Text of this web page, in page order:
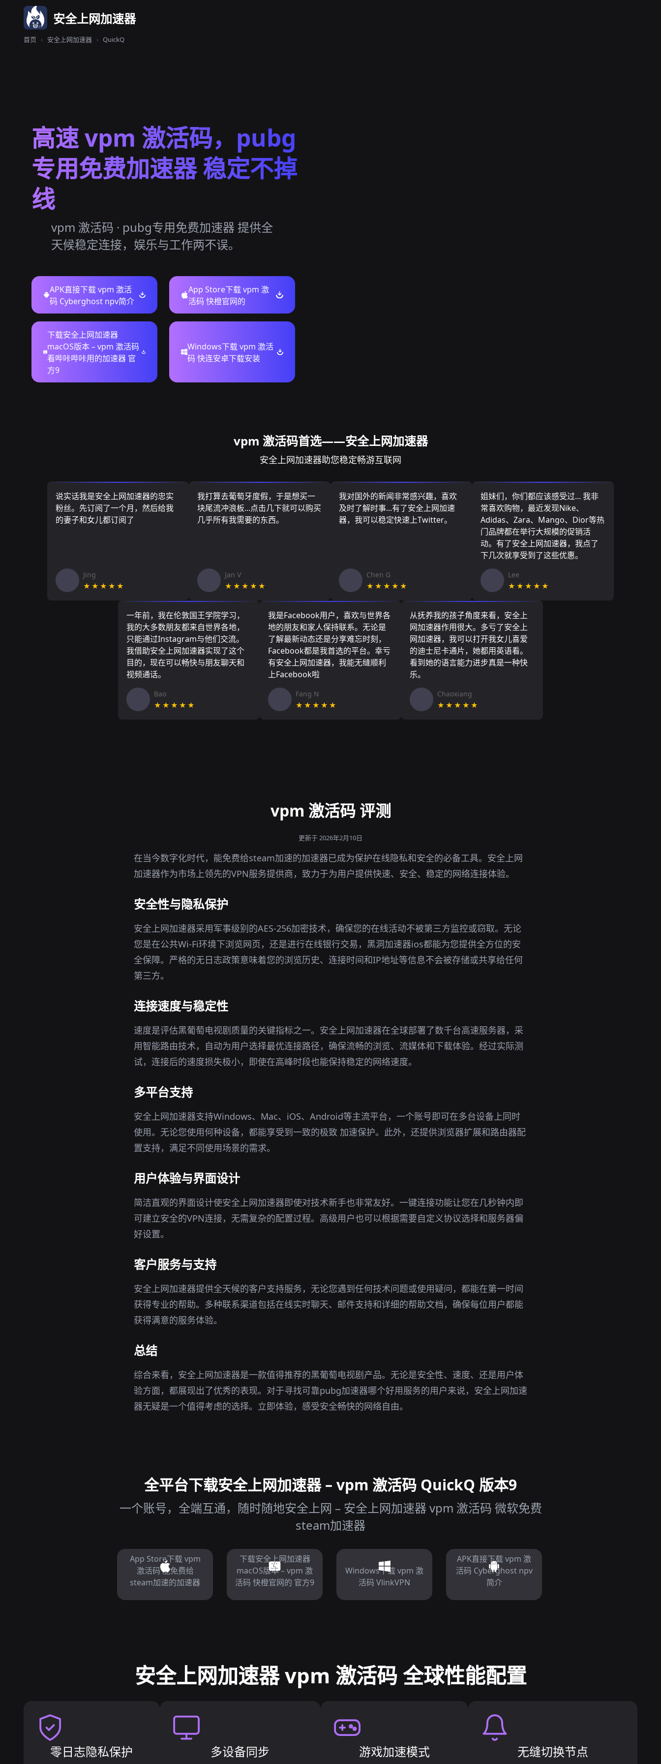
安全上网加速器
首页 › 安全上网加速器 › QuickQ
高速 vpm 激活码，pubg
专用免费加速器 稳定不掉
线
vpm 激活码 · pubg专用免费加速器 提供全
天候稳定连接，娱乐与工作两不误。
APK直接下载 vpm 激活
码 Cyberghost npv简介
App Store下载 vpm 激
活码 快橙官网的
下载安全上网加速器
macOS版本 – vpm 激活码
看哔咔哔咔用的加速器 官
方9
Windows下载 vpm 激活
码 快连安卓下载安装
vpm 激活码首选——安全上网加速器
安全上网加速器助您稳定畅游互联网
说实话我是安全上网加速器的忠实
粉丝。先订阅了一个月，然后给我
的妻子和女儿都订阅了
Jing
★★★★★
我打算去葡萄牙度假，于是想买一
块尾流冲浪板...点击几下就可以购买
几乎所有我需要的东西。
Jan V
★★★★★
我对国外的新闻非常感兴趣，喜欢
及时了解时事...有了安全上网加速
器，我可以稳定快速上Twitter。
Chen G
★★★★★
姐妹们，你们都应该感受过... 我非
常喜欢购物，最近发现Nike、
Adidas、Zara、Mango、Dior等热
门品牌都在举行大规模的促销活
动。有了安全上网加速器，我点了
下几次就享受到了这些优惠。
Lee
★★★★★
一年前，我在伦敦国王学院学习，
我的大多数朋友都来自世界各地，
只能通过Instagram与他们交流。
我借助安全上网加速器实现了这个
目的，现在可以畅快与朋友聊天和
视频通话。
Bao
★★★★★
我是Facebook用户，喜欢与世界各
地的朋友和家人保持联系。无论是
了解最新动态还是分享难忘时刻，
Facebook都是我首选的平台。幸亏
有安全上网加速器，我能无缝顺利
上Facebook啦
Fang N
★★★★★
从抚养我的孩子角度来看，安全上
网加速器作用很大。多亏了安全上
网加速器，我可以打开我女儿喜爱
的迪士尼卡通片，她都用英语看。
看到她的语言能力进步真是一种快
乐。
Chaoxiang
★★★★★
vpm 激活码 评测
更新于 2026年2月10日
在当今数字化时代，能免费给steam加速的加速器已成为保护在线隐私和安全的必备工具。安全上网
加速器作为市场上领先的VPN服务提供商，致力于为用户提供快速、安全、稳定的网络连接体验。
安全性与隐私保护
安全上网加速器采用军事级别的AES-256加密技术，确保您的在线活动不被第三方监控或窃取。无论
您是在公共Wi-Fi环境下浏览网页，还是进行在线银行交易，黑洞加速器ios都能为您提供全方位的安
全保障。严格的无日志政策意味着您的浏览历史、连接时间和IP地址等信息不会被存储或共享给任何
第三方。
连接速度与稳定性
速度是评估黑葡萄电视剧质量的关键指标之一。安全上网加速器在全球部署了数千台高速服务器，采
用智能路由技术，自动为用户选择最优连接路径，确保流畅的浏览、流媒体和下载体验。经过实际测
试，连接后的速度损失极小，即使在高峰时段也能保持稳定的网络速度。
多平台支持
安全上网加速器支持Windows、Mac、iOS、Android等主流平台，一个账号即可在多台设备上同时
使用。无论您使用何种设备，都能享受到一致的极致 加速保护。此外，还提供浏览器扩展和路由器配
置支持，满足不同使用场景的需求。
用户体验与界面设计
简洁直观的界面设计使安全上网加速器即使对技术新手也非常友好。一键连接功能让您在几秒钟内即
可建立安全的VPN连接，无需复杂的配置过程。高级用户也可以根据需要自定义协议选择和服务器偏
好设置。
客户服务与支持
安全上网加速器提供全天候的客户支持服务，无论您遇到任何技术问题或使用疑问，都能在第一时间
获得专业的帮助。多种联系渠道包括在线实时聊天、邮件支持和详细的帮助文档，确保每位用户都能
获得满意的服务体验。
总结
综合来看，安全上网加速器是一款值得推荐的黑葡萄电视剧产品。无论是安全性、速度、还是用户体
验方面，都展现出了优秀的表现。对于寻找可靠pubg加速器哪个好用服务的用户来说，安全上网加速
器无疑是一个值得考虑的选择。立即体验，感受安全畅快的网络自由。
全平台下载安全上网加速器 – vpm 激活码 QuickQ 版本9
一个账号，全端互通，随时随地安全上网 – 安全上网加速器 vpm 激活码 微软免费
steam加速器
App Store下载 vpm
激活码 能免费给
steam加速的加速器
下载安全上网加速器
macOS版本 – vpm 激
活码 快橙官网的 官方9
Windows下载 vpm 激
活码 VlinkVPN
APK直接下载 vpm 激
活码 Cyberghost npv
简介
安全上网加速器 vpm 激活码 全球性能配置
零日志隐私保护 多设备同步 游戏加速模式 无缝切换节点